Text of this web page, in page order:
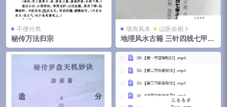
不便分类
秘传万法归宗
堪舆风水 山医命相卜
地理风水古籍 三针四线七甲子
分金线法（上下册全）